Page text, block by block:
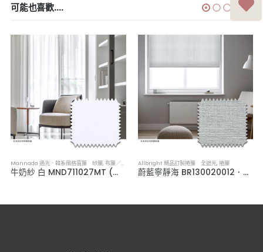
可能也喜歡....
Mannada 遇光．韓系風格窗簾 紗簾,布簾／紗簾／窗簾布
牛奶紗 白 MND711027MT (高遮蔽)．韓系軟裝透光紗簾
Allbright 精品訂製捲簾 全遮光,捲簾
蔚藍寧靜海 BR130020012．全遮光捲簾